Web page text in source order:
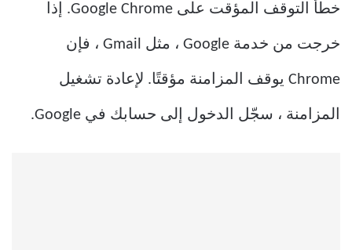
خطأ التوقف المؤقت على Google Chrome. إذا
خرجت من خدمة Google ، مثل Gmail ، فإن
Chrome يوقف المزامنة مؤقتًا. لإعادة تشغيل
المزامنة ، سجّل الدخول إلى حسابك في Google.